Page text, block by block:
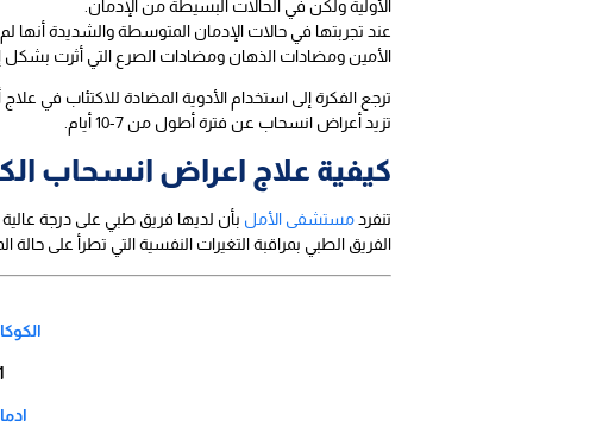
الأولية ولكن في الحالات البسيطة من الإدمان.
عند تجربتها في حالات الإدمان المتوسطة والشديدة أنها
الأمين ومضادات الذهان ومضادات الصرع التي أثرت بشكل
ترجع الفكرة إلى استخدام الأدوية المضادة للاكتئاب في
تزيد أعراض انسحاب عن فترة أطول من 7-10 أيام.
كيفية علاج اعراض انسحاب
تنفردمستشفى الأمل بأن لديها فريق طبي على درجة عالية
الفريق الطبي بمراقبة التغيرات النفسية التي تطرأ على